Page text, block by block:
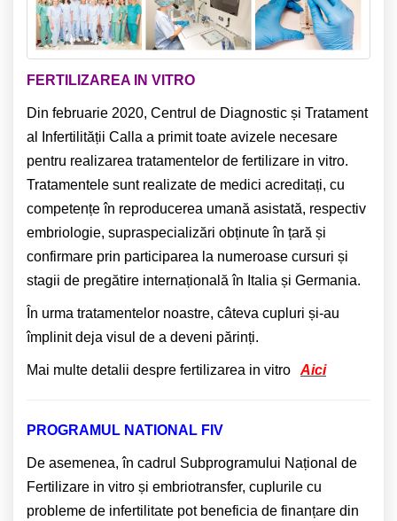
FERTILIZAREA IN VITRO
Din februarie 2020, Centrul de Diagnostic și Tratament
al Infertilității Calla a primit toate avizele necesare
pentru realizarea tratamentelor de fertilizare in vitro.
Tratamentele sunt realizate de medici acreditați, cu
competențe în reproducerea umană asistată, respectiv
embriologie, supraspecializări obținute în țară și
confirmare prin participarea la numeroase cursuri și
stagii de pregătire internațională în Italia și Germania.
În urma tratamentelor noastre, câteva cupluri și-au
împlinit deja visul de a deveni părinți.
Mai multe detalii despre fertilizarea in vitro Aici
PROGRAMUL NATIONAL FIV
De asemenea, în cadrul Subprogramului Național de
Fertilizare in vitro și embriotransfer, cuplurile cu
probleme de infertilitate pot beneficia de finanțare din